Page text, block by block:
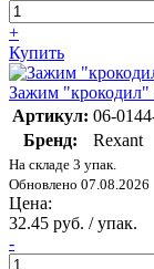
+
Купить
Зажим "крокодил"
Артикул: 06-
Бренд:
Rexant
На складе 3 упак.
Обновлено 07.08.2026
Цена:
32.45 руб. / упак.
-